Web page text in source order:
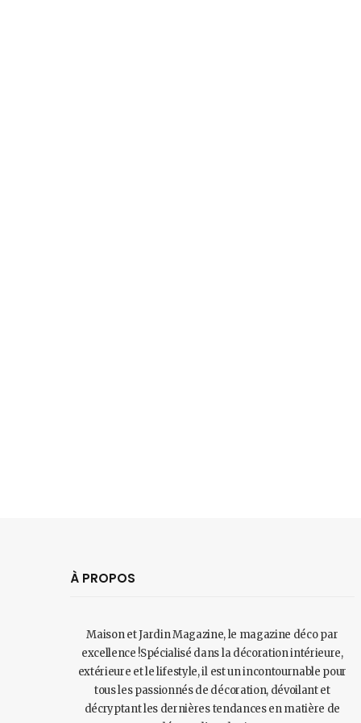
À PROPOS
Maison et Jardin Magazine, le magazine déco par
excellence !Spécialisé dans la décoration intérieure,
extérieure et le lifestyle, il est un incontournable pour
tous les passionnés de décoration, dévoilant et
décryptant les dernières tendances en matière de